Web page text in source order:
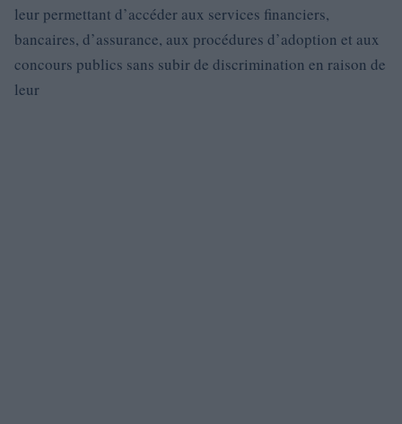
leur permettant d’accéder aux services financiers,
bancaires, d’assurance, aux procédures d’adoption et aux
concours publics sans subir de discrimination en raison de
leur